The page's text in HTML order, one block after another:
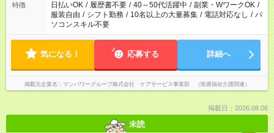
特徴 日払いOK / 履歴書不要 / 40～50代活躍中 / 副業・WワークOK /
服装自由 / シフト勤務 / 10名以上の大量募集 / 電話対応なし / パ
ソコンスキル不要
気になる！ 応募する 詳細へ
掲載元企業名 マンパワーグループ株式会社 ケアサービス事業部 （医療福祉介護関連）
掲載日：2026.08.06
未読